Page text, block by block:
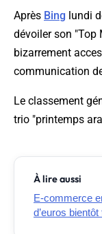
Après Bing lundi
dévoiler son "Top
bizarrement
communication
Le classement
trio "printemps
À lire aussi
E-commerce
d’euros